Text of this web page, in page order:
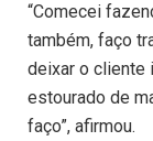
“Comecei
também, faço
deixar o cliente
estourado de
faço”, afirmou.